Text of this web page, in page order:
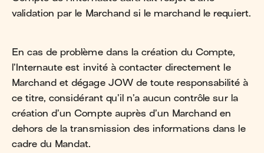
validation par le Marchand si le marchand le requiert.
En cas de problème dans la création du Compte,
l’Internaute est invité à contacter directement le
Marchand et dégage JOW de toute responsabilité à
ce titre, considérant qu’il n’a aucun contrôle sur la
création d’un Compte auprès d’un Marchand en
dehors de la transmission des informations dans le
cadre du Mandat.